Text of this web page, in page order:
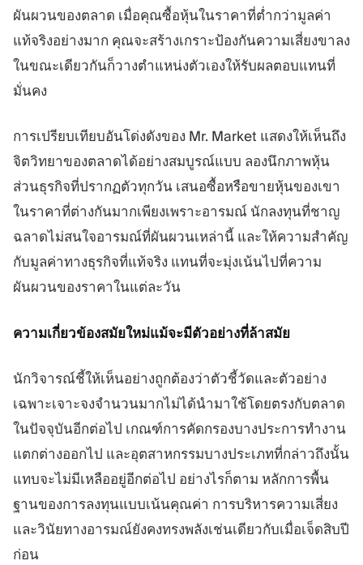
ผันผวนของตลาด เมื่อคุณซื้อหุ้นในราคาที่ต่ำกว่ามูลค่า
แท้จริงอย่างมาก คุณจะสร้างเกราะป้องกันความเสี่ยงขาลง
ในขณะเดียวกันก็วางตำแหน่งตัวเองให้รับผลตอบแทนที่
มั่นคง
การเปรียบเทียบอันโด่งดังของ Mr. Market แสดงให้เห็นถึง
จิตวิทยาของตลาดได้อย่างสมบูรณ์แบบ ลองนึกภาพหุ้น
ส่วนธุรกิจที่ปรากฏตัวทุกวัน เสนอซื้อหรือขายหุ้นของเขา
ในราคาที่ต่างกันมากเพียงเพราะอารมณ์ นักลงทุนที่ชาญ
ฉลาดไม่สนใจอารมณ์ที่ผันผวนเหล่านี้ และให้ความสำคัญ
กับมูลค่าทางธุรกิจที่แท้จริง แทนที่จะมุ่งเน้นไปที่ความ
ผันผวนของราคาในแต่ละวัน
ความเกี่ยวข้องสมัยใหม่แม้จะมีตัวอย่างที่ล้าสมัย
นักวิจารณ์ชี้ให้เห็นอย่างถูกต้องว่าตัวชี้วัดและตัวอย่าง
เฉพาะเจาะจงจำนวนมากไม่ได้นำมาใช้โดยตรงกับตลาด
ในปัจจุบันอีกต่อไป เกณฑ์การคัดกรองบางประการทำงาน
แตกต่างออกไป และอุตสาหกรรมบางประเภทที่กล่าวถึงนั้น
แทบจะไม่มีเหลืออยู่อีกต่อไป อย่างไรก็ตาม หลักการพื้น
ฐานของการลงทุนแบบเน้นคุณค่า การบริหารความเสี่ยง
และวินัยทางอารมณ์ยังคงทรงพลังเช่นเดียวกับเมื่อเจ็ดสิบปี
ก่อน